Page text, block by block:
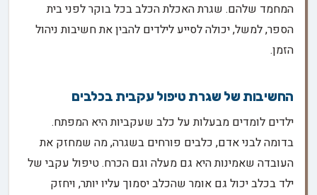
המחמד שלהם. שגרת האכלת הכלב בכל בוקר לפני בית
הספר, למשל, יכולה לסייע לילדים להבין את חשיבות ניהול
הזמן.
החשיבות של שגרת טיפול עקבית בכלבים
ילדים לומדים מבעלות על כלב שעקביות היא המפתח.
בדומה לבני אדם, כלבים פורחים בשגרה, מה שמחזק את
העובדה שאמינות היא גם מעלה וגם הכרח. טיפול עקבי של
ילד בכלב יכול גם אומר שהכלב יסמוך עליו יותר, ויחזק